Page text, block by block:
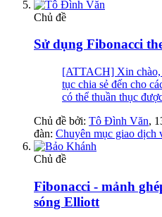
Chủ đề
Sử dụng Fibonacci
[ATTACH] Xin chào,
tục chia sẻ đến cho
có thể thuần thục
Chủ đề bởi: Tô Đình Văn,
đàn: Chuyên mục giao dịch
Chủ đề
Fibonacci - mảnh
sóng Elliott